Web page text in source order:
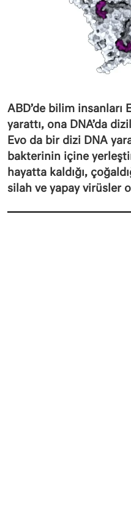
ABD’de bilim insanları
yarattı, ona DNA’da
Evo da bir dizi DNA
bakterinin içine
hayatta kaldığı,
silah ve yapay virüsler